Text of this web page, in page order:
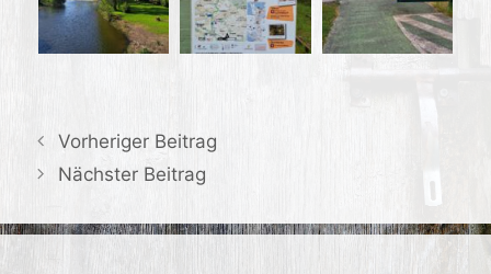
Vorheriger Beitrag
Nächster Beitrag